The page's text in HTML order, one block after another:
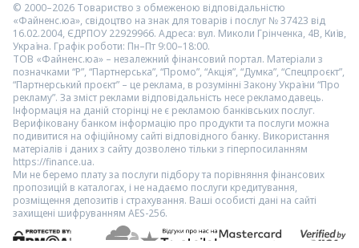
© 2000–2026 Товариство з обмеженою відповідальністю
«Файненс.юа», свідоцтво на знак для товарів і послуг № 37423 від
16.02.2004, ЄДРПОУ 22929966. Адреса: вул. Миколи Грінченка, 4В, Київ,
Україна. Графік роботи: Пн–Пт 9:00–18:00.
ТОВ «Файненс.юа» – незалежний фінансовий портал. Матеріали з
позначками “Р”, “Партнерська”, “Промо”, “Акція”, “Думка”, “Спецпроєкт”,
“Партнерський проєкт” – це реклама, в розумінні Закону України “Про
рекламу”. За зміст реклами відповідальність несе рекламодавець.
Інформація на даній сторінці не є рекламою банківських послуг.
Верифіковану банком інформацію про продукти та послуги можна
подивитися на офіційному сайті відповідного банку. Використання
матеріалів і даних з сайту дозволено тільки з гіперпосиланням
https://finance.ua.
Ми не беремо плату за послуги підбору та порівняння фінансових
пропозицій в каталогах, і не надаємо послуги кредитування,
розміщення депозитів і страхування. Ваші особисті дані на сайті
захищені шифруванням AES-256.